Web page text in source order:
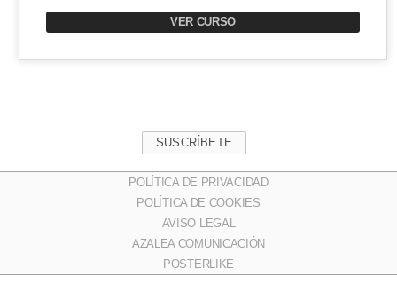
VER CURSO
SUSCRÍBETE
POLÍTICA DE PRIVACIDAD
POLÍTICA DE COOKIES
AVISO LEGAL
AZALEA COMUNICACIÓN
POSTERLIKE